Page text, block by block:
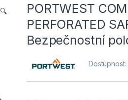
🔍
PORTWEST
PERFORATED
Bezpečnostní
Dostupnost: